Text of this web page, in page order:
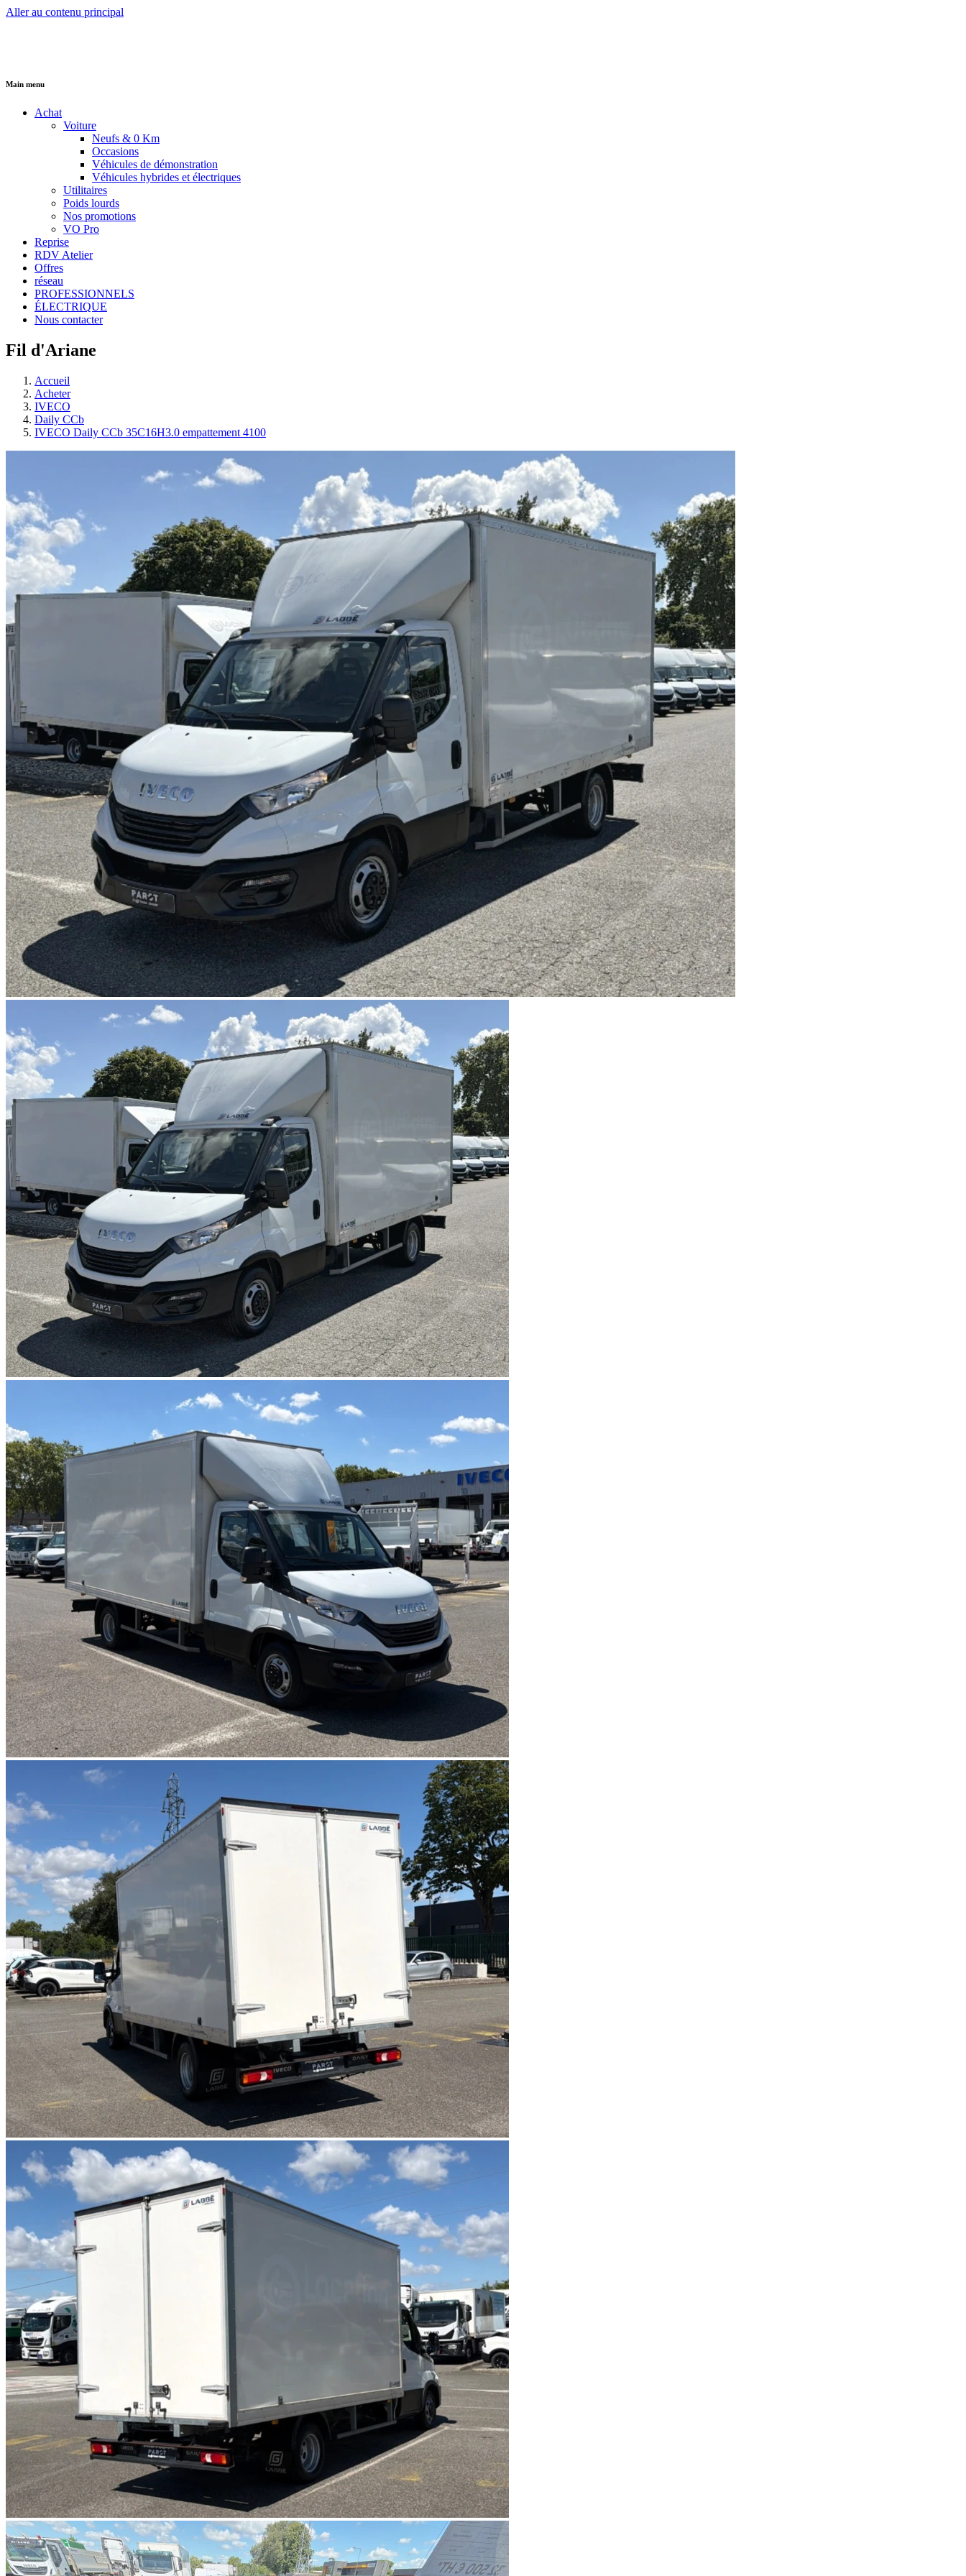
Aller au contenu principal
Main menu
Achat
Voiture
Neufs & 0 Km
Occasions
Véhicules de démonstration
Véhicules hybrides et électriques
Utilitaires
Poids lourds
Nos promotions
VO Pro
Reprise
RDV Atelier
Offres
réseau
PROFESSIONNELS
ÉLECTRIQUE
Nous contacter
Fil d'Ariane
Accueil
Acheter
IVECO
Daily CCb
IVECO Daily CCb 35C16H3.0 empattement 4100